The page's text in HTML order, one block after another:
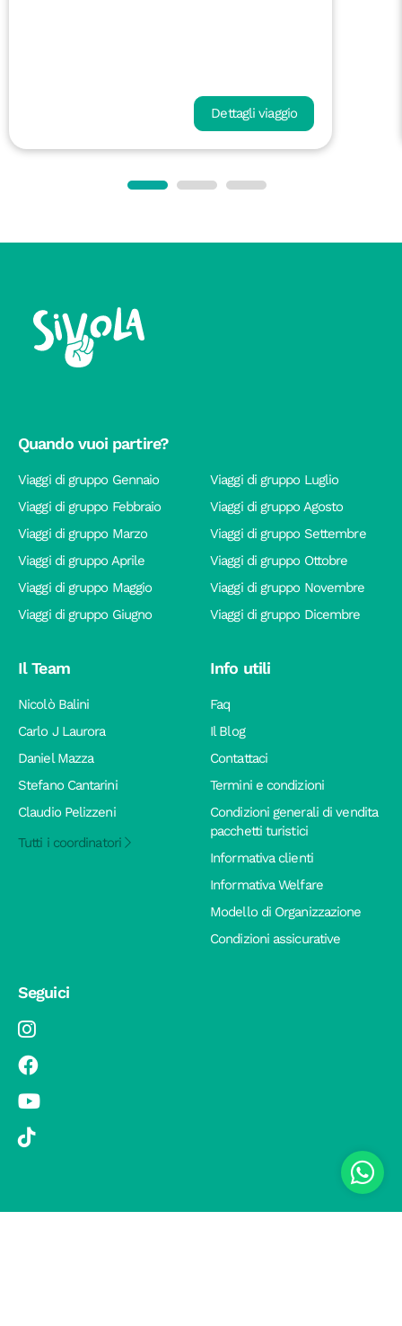
Dettagli viaggio
Quando vuoi partire?
Viaggi di gruppo Gennaio
Viaggi di gruppo Febbraio
Viaggi di gruppo Marzo
Viaggi di gruppo Aprile
Viaggi di gruppo Maggio
Viaggi di gruppo Giugno
Viaggi di gruppo Luglio
Viaggi di gruppo Agosto
Viaggi di gruppo Settembre
Viaggi di gruppo Ottobre
Viaggi di gruppo Novembre
Viaggi di gruppo Dicembre
Il Team
Nicolò Balini
Carlo J Laurora
Daniel Mazza
Stefano Cantarini
Claudio Pelizzeni
Tutti i coordinatori
Info utili
Faq
Il Blog
Contattaci
Termini e condizioni
Condizioni generali di vendita
pacchetti turistici
Informativa clienti
Informativa Welfare
Modello di Organizzazione
Condizioni assicurative
Seguici